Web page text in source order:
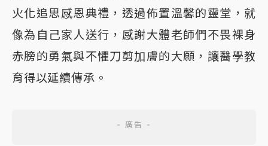
火化追思感恩典禮，透過佈置溫馨的靈堂，就
像為自己家人送行，感謝大體老師們不畏裸身
赤膀的勇氣與不懼刀剪加膚的大願，讓醫學教
育得以延續傳承。